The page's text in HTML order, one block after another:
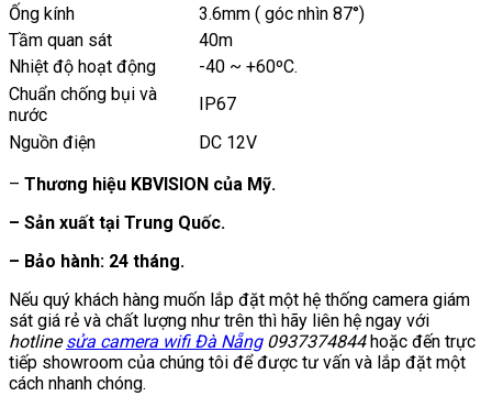
Ống kính
3.6mm ( góc nhìn 87°)
Tầm quan sát
40m
Nhiệt độ hoạt động
-40 ~ +60ºC.
Chuẩn chống bụi và
nước
IP67
Nguồn điện
DC 12V
– Thương hiệu KBVISION của Mỹ.
– Sản xuất tại Trung Quốc.
– Bảo hành: 24 tháng.
Nếu quý khách hàng muốn lắp đặt một hệ thống camera giám
sát giá rẻ và chất lượng như trên thì hãy liên hệ ngay với
hotlinesửa camera wifi Đà Nẵng0937374844 hoặc đến trực
tiếp showroom của chúng tôi để được tư vấn và lắp đặt một
cách nhanh chóng.